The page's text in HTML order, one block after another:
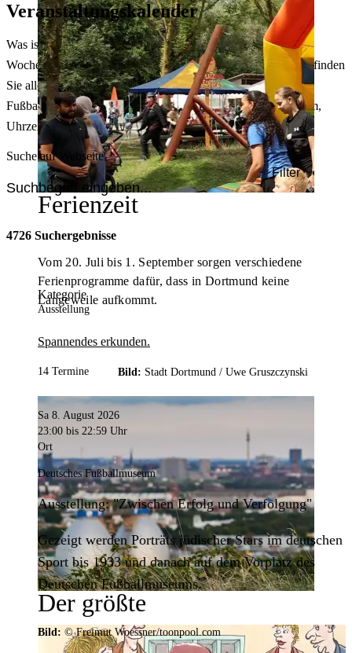
Ferienzeit
Vom 20. Juli bis 1. September sorgen verschiedene
Ferienprogramme dafür, dass in Dortmund keine
Langeweile aufkommt.
Spannendes erkunden.
Bild: Stadt Dortmund / Uwe Gruszczynski
Der größte
Veranstaltungskalender der
Veranstaltungskalender
Was ist heute in Dortmund los? Welche Konzerte gibt es am
Wochenende? Im größten Veranstaltungskalender Dortmunds finden
Sie alle Events – von der Stadt- oder Museumsführung übers
Fußballspiel bis zum Flohmarkt. Sie können dabei nach Datum,
Uhrzeit, Ort oder Art der Veranstaltung auswählen. Viel Spaß!
Suche auf Webseite
Filter
4726 Suchergebnisse
Kategorie
Ausstellung
14 Termine
Sa 8. August 2026
23:00 bis 22:59 Uhr
Ort
Deutsches Fußballmuseum
Ausstellung: "Zwischen Erfolg und Verfolgung"
Gezeigt werden Porträts jüdischer Stars im deutschen
Sport bis 1933 und danach auf dem Vorplatz des
Deutschen Fußballmuseums.
Bild: © Freimut Woessner/toonpool.com